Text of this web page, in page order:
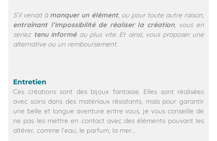
S’il venait à manquer un élément, ou pour toute autre raison,
entraînant l’impossibilité de réaliser la création, vous en
seriez tenu informéau plus vite. Et ainsi, vous proposer une
alternative ou un remboursement.
Entretien
Ces créations sont des bijoux fantaisie. Elles sont réalisées
avec soins dans des matériaux résistants, mais pour garantir
une belle et longue aventure entre vous, je vous conseille de
ne pas les mettre en contact avec des éléments pouvant les
altérer, comme l’eau, le parfum, la mer…